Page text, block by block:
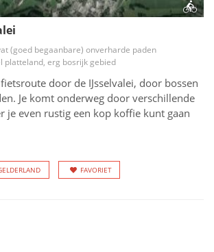
(goed begaanbare) onverharde paden
platteland, erg bosrijk gebied
door de IJsselvalei, door bossen
Je komt onderweg door verschillende
je even rustig een kop koffie kunt gaan
FAVORIET